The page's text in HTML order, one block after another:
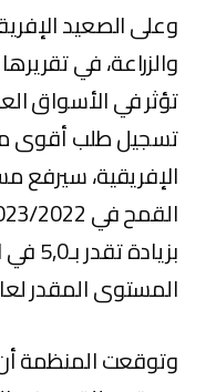
وعلى الصعيد
والزراعة، في
تؤثر في الأسواق
تسجيل طلب أقوى
الإفريقية، سيرفع
المستوى المقدر لعام 2022/
وتوقعت المنظمة